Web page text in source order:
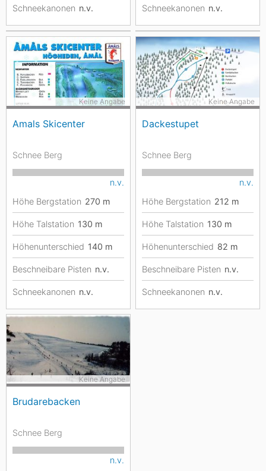
Schneekanonen n.v. Schneekanonen n.v.
Amals Skicenter
Keine Angabe
Schnee Berg
n.v.
Höhe Bergstation 270 m
Höhe Talstation 130 m
Höhenunterschied 140 m
Beschneibare Pisten n.v.
Schneekanonen n.v.
Dackestupet
Keine Angabe
Schnee Berg
n.v.
Höhe Bergstation 212 m
Höhe Talstation 130 m
Höhenunterschied 82 m
Beschneibare Pisten n.v.
Schneekanonen n.v.
Brudarebacken
Keine Angabe
Schnee Berg
n.v.